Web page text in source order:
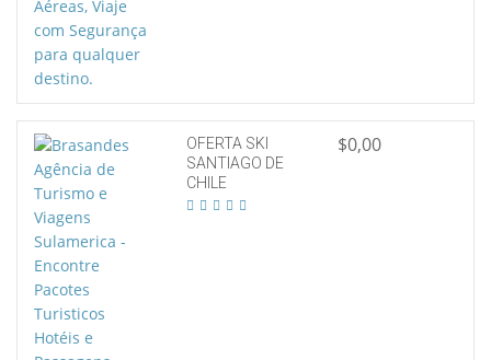
OFERTA SKI
SANTIAGO DE
CHILE
$0,00